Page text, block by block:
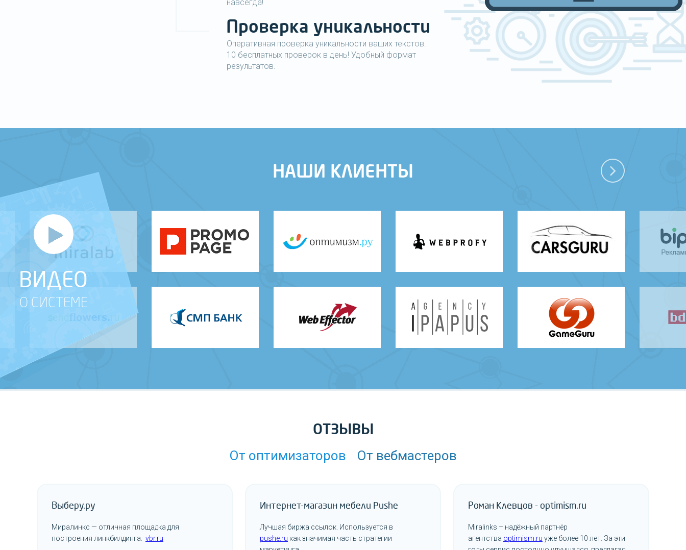
навсегда!
Проверка уникальности
Оперативная проверка уникальности ваших текстов.
10 бесплатных проверок в день! Удобный формат
результатов.
НАШИ КЛИЕНТЫ
ВИДЕО
О СИСТЕМЕ
ОТЗЫВЫ
От оптимизаторов От вебмастеров
Выберу.ру
Миралинкс — отличная площадка для
построения линкбилдинга. vbr.ru
Интернет-магазин мебели Pushe
Лучшая биржа ссылок. Используется в
pushe.ru как значимая часть стратегии
Роман Клевцов - optimism.ru
Miralinks – надёжный партнёр
агентства optimism.ru уже более 10 лет. За эти